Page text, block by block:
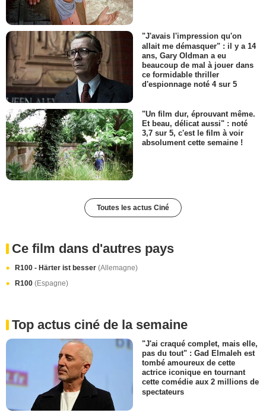
"J'avais l'impression qu'on
allait me démasquer" : il y a 14
ans, Gary Oldman a eu
beaucoup de mal à jouer dans
ce formidable thriller
d'espionnage noté 4 sur 5
"Un film dur, éprouvant même.
Et beau, délicat aussi" : noté
3,7 sur 5, c'est le film à voir
absolument cette semaine !
Toutes les actus Ciné
Ce film dans d'autres pays
R100 - Härter ist besser (Allemagne)
R100 (Espagne)
Top actus ciné de la semaine
"J'ai craqué complet, mais elle,
pas du tout" : Gad Elmaleh est
tombé amoureux de cette
actrice iconique en tournant
cette comédie aux 2 millions de
spectateurs